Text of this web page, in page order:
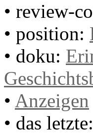
• review-
• position:
• doku:
• Anzeigen
• das letzte: